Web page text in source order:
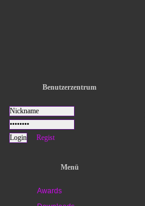
Benutzerzentrum
Regist
Menü
Awards